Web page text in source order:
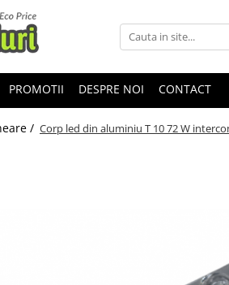
PROMOTII DESPRE NOI CONTACT
/ Corp led din aluminiu T 10 72 W